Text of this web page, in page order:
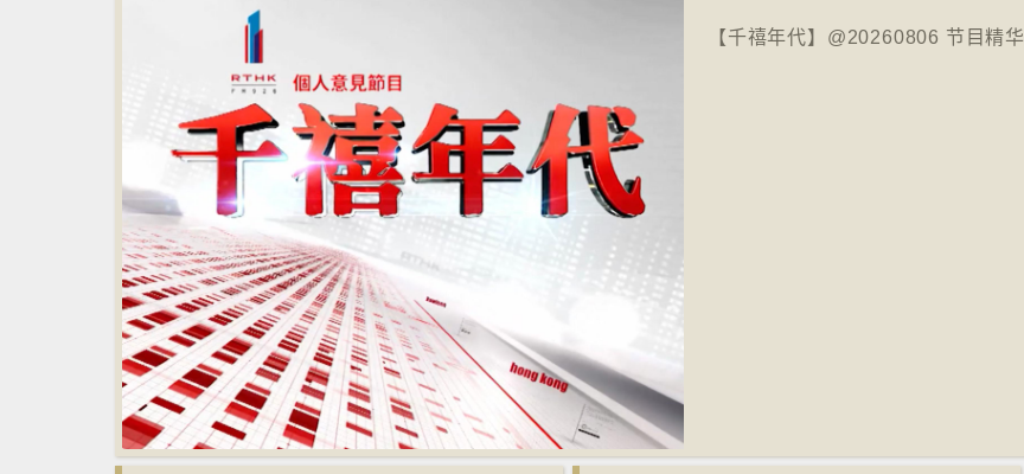
【千禧年代】@20260806 节目精华